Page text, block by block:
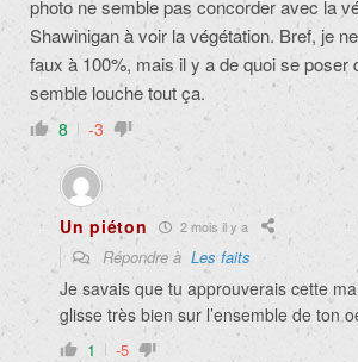
photo ne semble pas concorder avec la
Shawinigan à voir la végétation. Bref, je
faux à 100%, mais il y a de quoi se poser
semble louche tout ça.
8 -3
Un piéton 2 mois il y a
Répondre à Les faits
Je savais que tu approuverais cette
glisse très bien sur l’ensemble de ton
1 -5